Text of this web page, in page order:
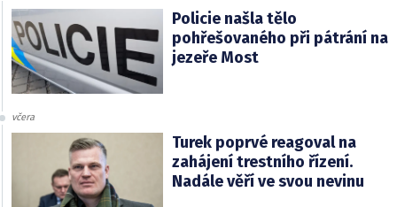
Policie našla tělo
pohřešovaného při pátrání na
jezeře Most
včera
Turek poprvé reagoval na
zahájení trestního řízení.
Nadále věří ve svou nevinu